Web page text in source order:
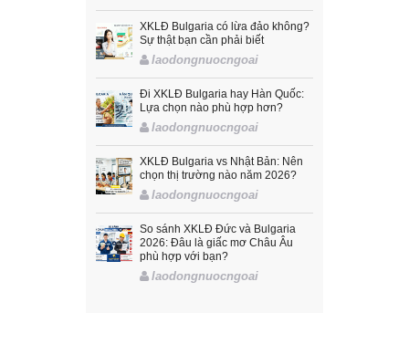
XKLĐ Bulgaria có lừa đảo không?
Sự thật bạn cần phải biết
laodongnuocngoai
Đi XKLĐ Bulgaria hay Hàn Quốc:
Lựa chọn nào phù hợp hơn?
laodongnuocngoai
XKLĐ Bulgaria vs Nhật Bản: Nên
chọn thị trường nào năm 2026?
laodongnuocngoai
So sánh XKLĐ Đức và Bulgaria
2026: Đâu là giấc mơ Châu Âu
phù hợp với bạn?
laodongnuocngoai